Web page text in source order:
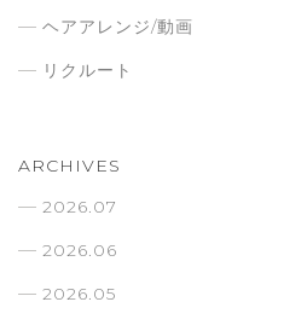
ヘアアレンジ/動画
リクルート
ARCHIVES
2026.07
2026.06
2026.05